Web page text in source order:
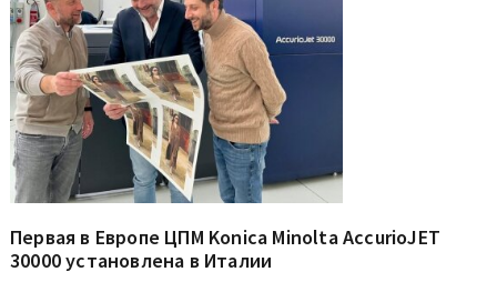
Первая в Европе ЦПМ Konica Minolta AccurioJET
30000 установлена в Италии